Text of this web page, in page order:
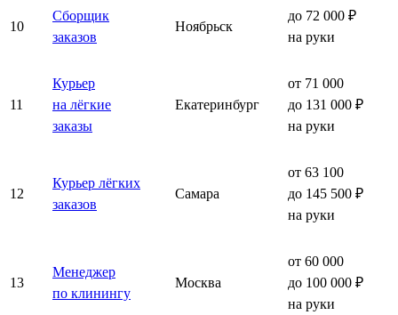
10
Сборщик
заказов
Ноябрьск
до 72 000 ₽
на руки
11
Курьер
на лёгкие
заказы
Екатеринбург
от 71 000
до 131 000 ₽
на руки
12
Курьер лёгких
заказов
Самара
от 63 100
до 145 500 ₽
на руки
13
Менеджер
по клинингу
Москва
от 60 000
до 100 000 ₽
на руки